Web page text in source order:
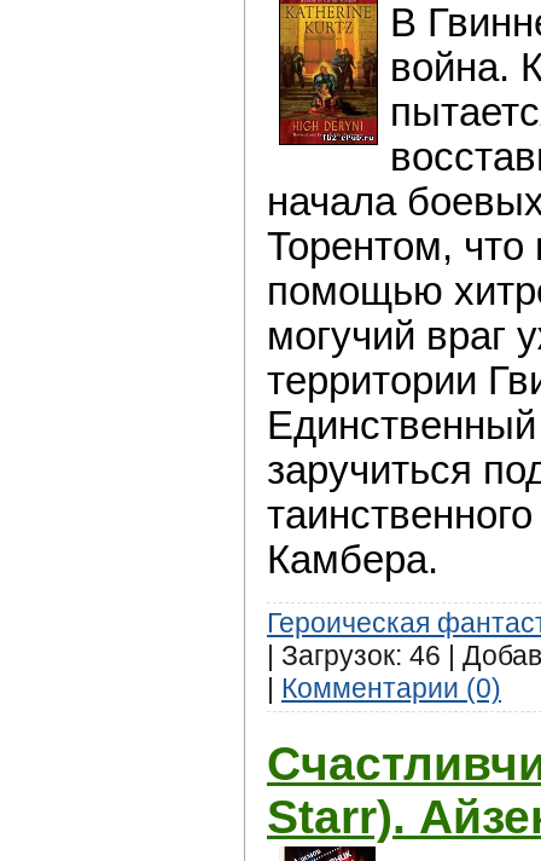
В
война.
начала
Торентом, что
помощью
могучий враг
территории
заручиться
Камбера.
Героическая
| Загрузок: 46 |
| Комментарии (0)
Starr).